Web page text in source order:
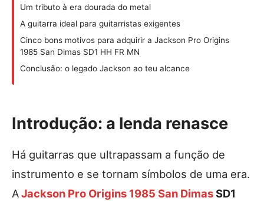
Um tributo à era dourada do metal
A guitarra ideal para guitarristas exigentes
Cinco bons motivos para adquirir a Jackson Pro Origins
1985 San Dimas SD1 HH FR MN
Conclusão: o legado Jackson ao teu alcance
Introdução: a lenda renasce
Há guitarras que ultrapassam a função de
instrumento e se tornam símbolos de uma era.
AJackson Pro Origins 1985 San DimasSD1